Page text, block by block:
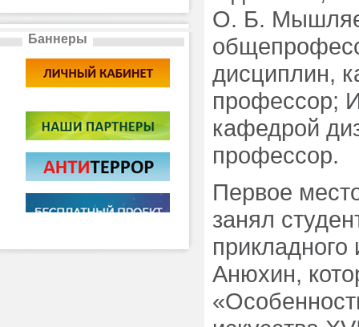
Баннеры
О. Б.
дисциплин,
профессор;
кафедрой
профессор.
Первое
занял
прикладного
Анюхин,